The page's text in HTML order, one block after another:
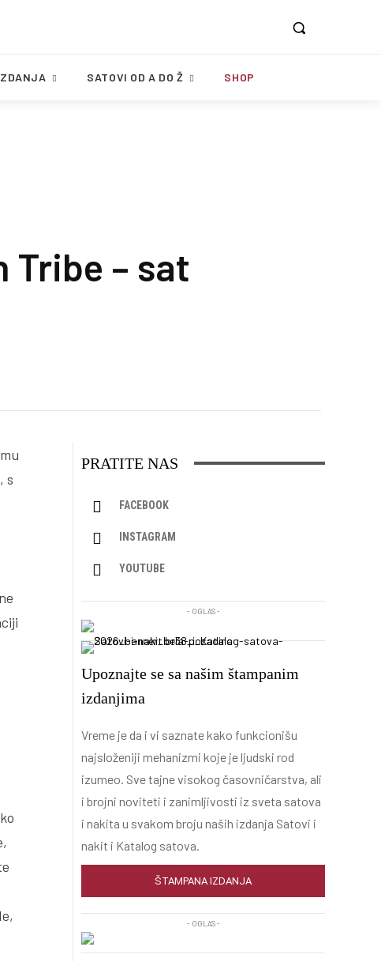
SATOVI OD A DO Ž SHOP
Tribe – sat
s
PRATITE NAS
FACEBOOK
INSTAGRAM
YOUTUBE
- OGLAS -
Upoznajte se sa našim štampanim
izdanjima
Vreme je da i vi saznate kako funkcionišu
najsloženiji mehanizmi koje je ljudski rod
izumeo. Sve tajne visokog časovničarstva, ali
i brojni noviteti i zanimljivosti iz sveta satova
i nakita u svakom broju naših izdanja Satovi i
nakit i Katalog satova.
ŠTAMPANA IZDANJA
- OGLAS -